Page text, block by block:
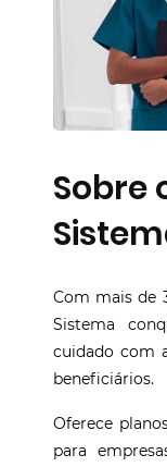
Sobre
Com mais de
Sistema
cuidado com
beneficiários.
Oferece
para